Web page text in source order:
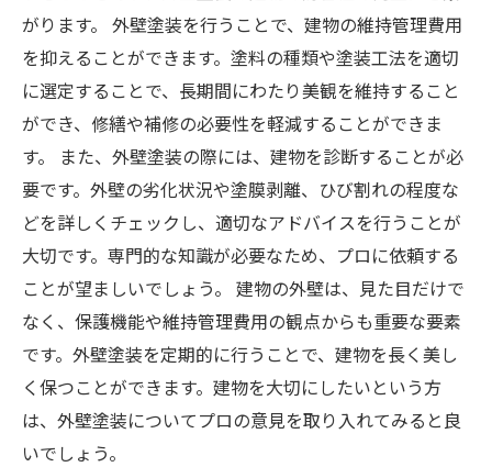
がります。 外壁塗装を行うことで、建物の維持管理費用
を抑えることができます。塗料の種類や塗装工法を適切
に選定することで、長期間にわたり美観を維持すること
ができ、修繕や補修の必要性を軽減することができま
す。 また、外壁塗装の際には、建物を診断することが必
要です。外壁の劣化状況や塗膜剥離、ひび割れの程度な
どを詳しくチェックし、適切なアドバイスを行うことが
大切です。専門的な知識が必要なため、プロに依頼する
ことが望ましいでしょう。 建物の外壁は、見た目だけで
なく、保護機能や維持管理費用の観点からも重要な要素
です。外壁塗装を定期的に行うことで、建物を長く美し
く保つことができます。建物を大切にしたいという方
は、外壁塗装についてプロの意見を取り入れてみると良
いでしょう。